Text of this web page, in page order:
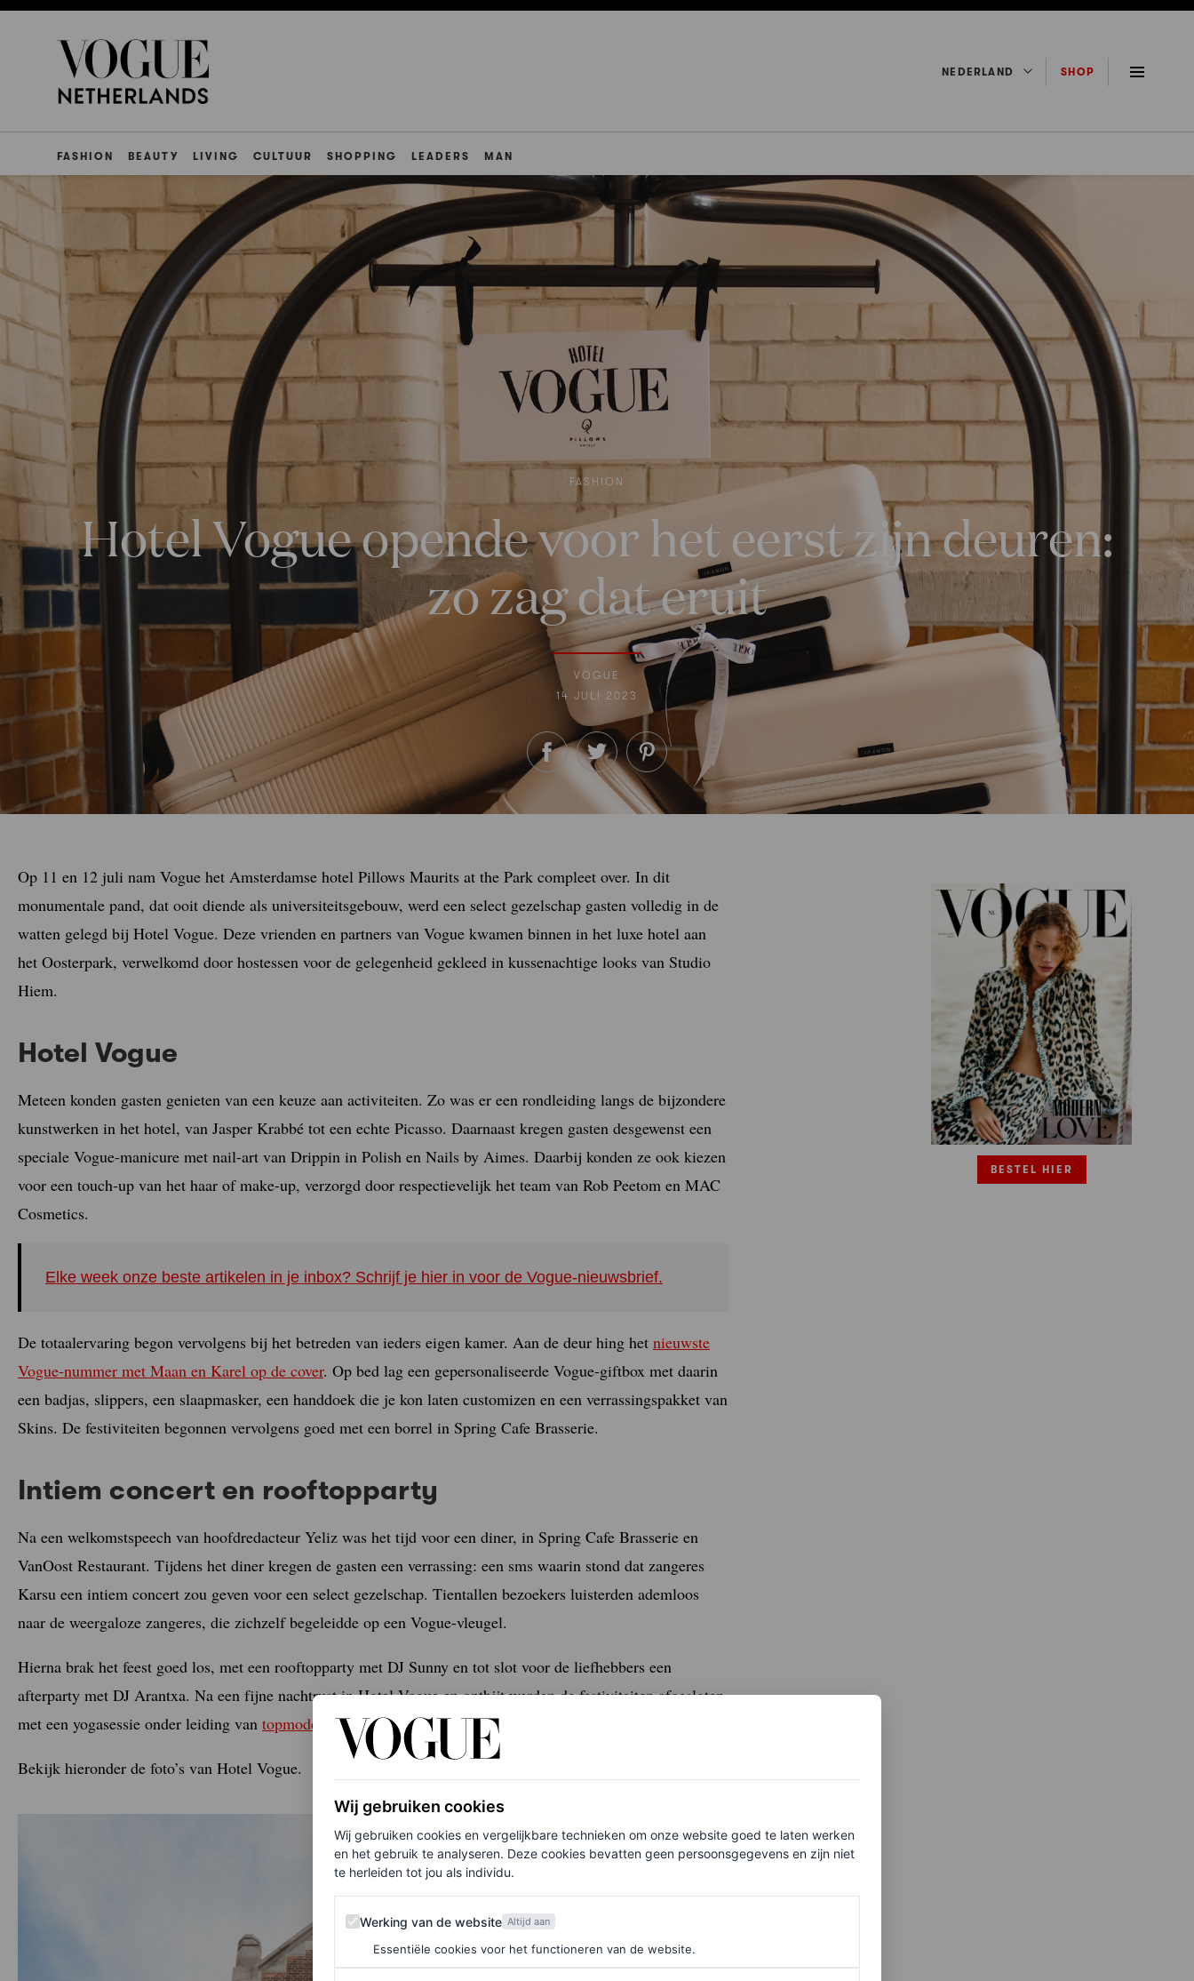
NEDERLAND SHOP
FASHION BEAUTY LIVING CULTUUR SHOPPING LEADERS MAN
FASHION
Hotel Vogue opende voor het eerst zijn deuren:
zo zag dat eruit
VOGUE
14 JULI 2023
Op 11 en 12 juli nam Vogue het Amsterdamse hotel Pillows Maurits at the Park compleet over. In dit
monumentale pand, dat ooit diende als universiteitsgebouw, werd een select gezelschap gasten volledig in de
watten gelegd bij Hotel Vogue. Deze vrienden en partners van Vogue kwamen binnen in het luxe hotel aan
het Oosterpark, verwelkomd door hostessen voor de gelegenheid gekleed in kussenachtige looks van Studio
Hiem.
Hotel Vogue
Meteen konden gasten genieten van een keuze aan activiteiten. Zo was er een rondleiding langs de bijzondere
kunstwerken in het hotel, van Jasper Krabbé tot een echte Picasso. Daarnaast kregen gasten desgewenst een
speciale Vogue-manicure met nail-art van Drippin in Polish en Nails by Aimes. Daarbij konden ze ook kiezen
voor een touch-up van het haar of make-up, verzorgd door respectievelijk het team van Rob Peetom en MAC
Cosmetics.
Elke week onze beste artikelen in je inbox? Schrijf je hier in voor de Vogue-nieuwsbrief.
De totaalervaring begon vervolgens bij het betreden van ieders eigen kamer. Aan de deur hing het nieuwste
Vogue-nummer met Maan en Karel op de cover. Op bed lag een gepersonaliseerde Vogue-giftbox met daarin
een badjas, slippers, een slaapmasker, een handdoek die je kon laten customizen en een verrassingspakket van
Skins. De festiviteiten begonnen vervolgens goed met een borrel in Spring Cafe Brasserie.
Intiem concert en rooftopparty
Na een welkomstspeech van hoofdredacteur Yeliz was het tijd voor een diner, in Spring Cafe Brasserie en
VanOost Restaurant. Tijdens het diner kregen de gasten een verrassing: een sms waarin stond dat zangeres
Karsu een intiem concert zou geven voor een select gezelschap. Tientallen bezoekers luisterden ademloos
naar de weergaloze zangeres, die zichzelf begeleidde op een Vogue-vleugel.
Hierna brak het feest goed los, met een rooftopparty met DJ Sunny en tot slot voor de liefhebbers een
afterparty met DJ Arantxa. Na een fijne nachtrust in Hotel Vogue en ontbijt werden de festiviteiten afgesloten
met een yogasessie onder leiding van topmodel Sanne Vloet.
Bekijk hieronder de foto’s van Hotel Vogue.
BESTEL HIER
Wij gebruiken cookies
Wij gebruiken cookies en vergelijkbare technieken om onze website goed te laten werken
en het gebruik te analyseren. Deze cookies bevatten geen persoonsgegevens en zijn niet
te herleiden tot jou als individu.
Werking van de website
Werking van de website Altijd aan
Essentiële cookies voor het functioneren van de website.